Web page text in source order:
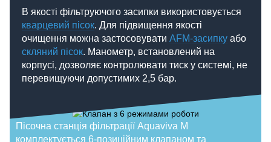
В якості фільтруючого засипки використовується
кварцевий пісок. Для підвищення якості
очищення можна застосовувати AFM-засипку або
скляний пісок. Манометр, встановлений на
корпусі, дозволяє контролювати тиск у системі, не
перевищуючи допустимих 2,5 бар.
Пісочна станція фільтрації Aquaviva M
комплектується 6-позиційним клапаном та